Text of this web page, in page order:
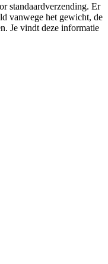
standaardverzending. Er
vanwege het gewicht, de
Je vindt deze informatie